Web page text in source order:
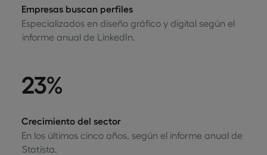
Empresas buscan perfiles
Especializados en diseño gráfico y digital según el
informe anual de LinkedIn.
23%
Crecimiento del sector
En los últimos cinco años, según el informe anual de
Statista.